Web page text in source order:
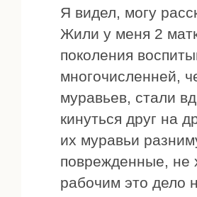
Я видел, могу
Жили у меня 2
поколения
многочисленней,
муравьев, стали
кинуться друг на
их муравьи
поврежденные, не
рабочим это дело